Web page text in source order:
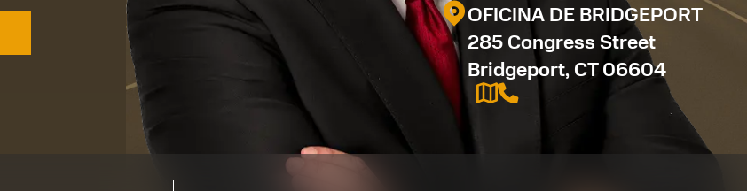
OFICINA DE BRIDGEPORT
285 Congress Street
Bridgeport, CT 06604